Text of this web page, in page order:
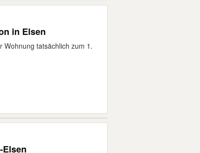
in Elsen
Wohnung tatsächlich zum 1.